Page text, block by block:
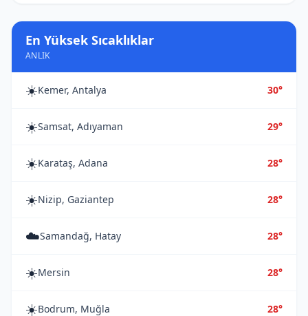
En Yüksek Sıcaklıklar
ANLIK
☀️Kemer, Antalya 30°
☀️Samsat, Adıyaman 29°
☀️Karataş, Adana 28°
☀️Nizip, Gaziantep 28°
☁️Samandağ, Hatay 28°
☀️Mersin 28°
☀️Bodrum, Muğla 28°